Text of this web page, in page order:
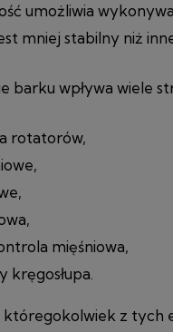
umożliwia
mniej stabilny niż
barku wpływa wiele
rotatorów,
mięśniowa,
kręgosłupa.
któregokolwiek z tych